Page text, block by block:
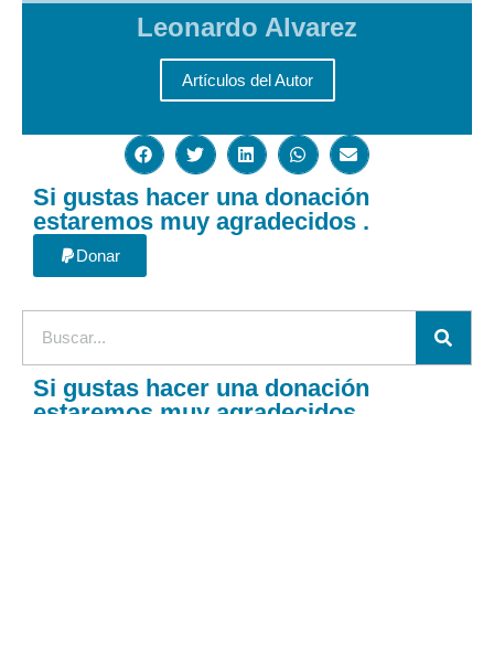
Leonardo Alvarez
Artículos del Autor
Si gustas hacer una donación
estaremos muy agradecidos .
Donar
Si gustas hacer una donación
estaremos muy agradecidos .